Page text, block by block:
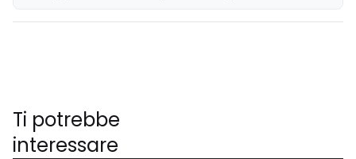
Ti potrebbe
interessare